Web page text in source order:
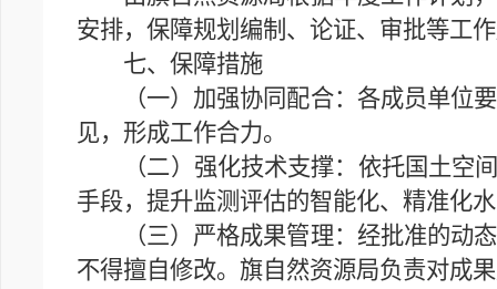
安排，保障规划编制、论证、审批等工
七、保障措施
（一）加强协同配合：各成员单位要
见，形成工作合力。
（二）强化技术支撑：依托国土空间
手段，提升监测评估的智能化、精准化
（三）严格成果管理：经批准的动态
不得擅自修改。旗自然资源局负责对成